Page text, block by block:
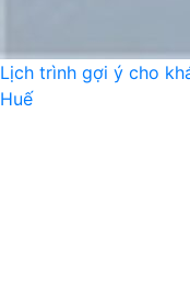
Lịch trình gợi ý cho
Huế